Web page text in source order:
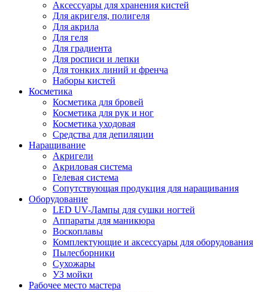
Аксессуары для хранения кистей
Для акригеля, полигеля
Для акрила
Для геля
Для градиента
Для росписи и лепки
Для тонких линий и френча
Наборы кистей
Косметика
Косметика для бровей
Косметика для рук и ног
Косметика уходовая
Средства для депиляции
Наращивание
Акригели
Акриловая система
Гелевая система
Сопутствующая продукция для наращивания
Оборудование
LED UV-Лампы для сушки ногтей
Аппараты для маникюра
Воскоплавы
Комплектующие и аксессуары для оборудования
Пылесборники
Сухожары
УЗ мойки
Рабочее место мастера